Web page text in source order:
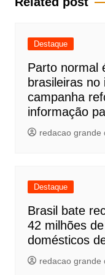
Destaque
Parto normal
brasileiras
campanha
informação
redacao grande
Destaque
Brasil bate
42 milhões
domésticos
redacao grande